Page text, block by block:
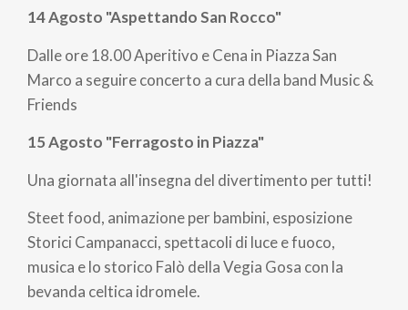
14 Agosto "Aspettando San Rocco"
Dalle ore 18.00 Aperitivo e Cena in Piazza San
Marco a seguire concerto a cura della band Music &
Friends
15 Agosto "Ferragosto in Piazza"
Una giornata all'insegna del divertimento per tutti!
Steet food, animazione per bambini, esposizione
Storici Campanacci, spettacoli di luce e fuoco,
musica e lo storico Falò della Vegia Gosa con la
bevanda celtica idromele.